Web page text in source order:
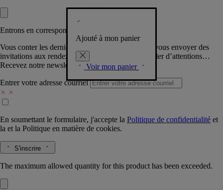
Ajouté à mon panier
Voir mon panier
Entrons en correspondance​
Vous conter les dernières créations de la Maison, vous envoyer des
invitations aux rendez-vous Diptyque, vous combler d’attentions…
Recevez notre newsletter.
Entrer votre adresse courriel
En soumettant le formulaire, j'accepte la Politique de confidentialité et
la et la Politique en matière de cookies.
S'inscrire
The maximum allowed quantity for this product has been exceeded.